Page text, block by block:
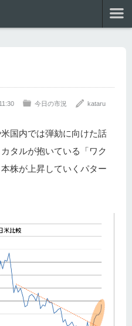
今日の市況 kataru
国内では弾劾に向けた話
タルが抱いている「ワク
株が上昇していくパター